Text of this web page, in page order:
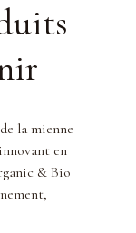
la mienne
en
& Bio